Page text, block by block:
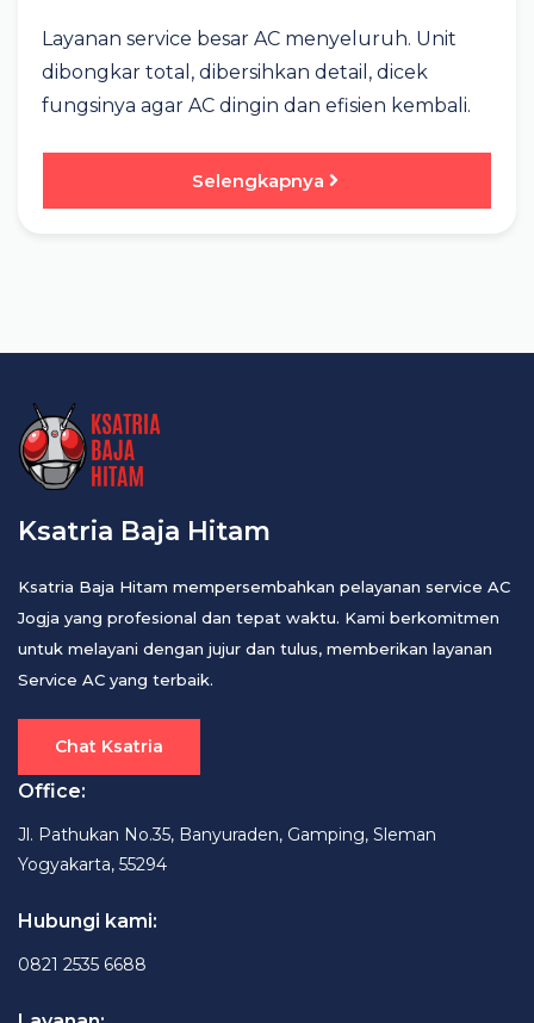
Layanan service besar AC menyeluruh. Unit
dibongkar total, dibersihkan detail, dicek
fungsinya agar AC dingin dan efisien kembali.
Selengkapnya
Ksatria Baja Hitam
Ksatria Baja Hitam mempersembahkan pelayanan service AC
Jogja yang profesional dan tepat waktu. Kami berkomitmen
untuk melayani dengan jujur dan tulus, memberikan layanan
Service AC yang terbaik.
Chat Ksatria
Office:
Jl. Pathukan No.35, Banyuraden, Gamping, Sleman
Yogyakarta, 55294
Hubungi kami:
0821 2535 6688